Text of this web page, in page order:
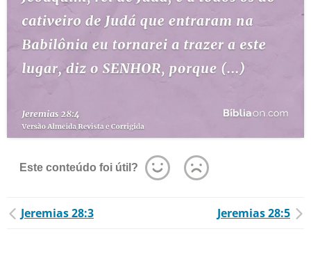
Este conteúdo foi útil?
Jeremias 28:3 Jeremias 28:5